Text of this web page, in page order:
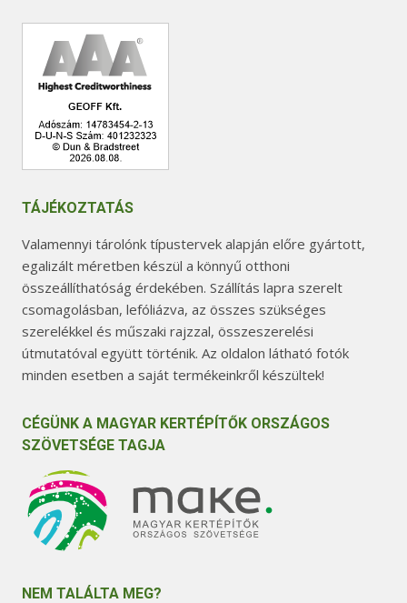
TÁJÉKOZTATÁS
Valamennyi tárolónk típustervek alapján előre gyártott,
egalizált méretben készül a könnyű otthoni
összeállíthatóság érdekében. Szállítás lapra szerelt
csomagolásban, lefóliázva, az összes szükséges
szerelékkel és műszaki rajzzal, összeszerelési
útmutatóval együtt történik. Az oldalon látható fotók
minden esetben a saját termékeinkről készültek!
CÉGÜNK A MAGYAR KERTÉPÍTŐK ORSZÁGOS
SZÖVETSÉGE TAGJA
NEM TALÁLTA MEG?